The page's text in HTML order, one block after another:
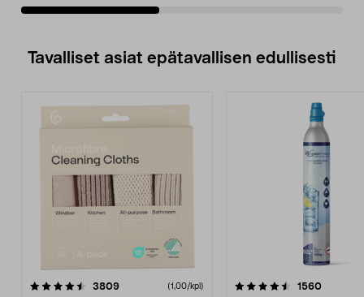
Tavalliset asiat epätavallisen edullisesti
3809arvostelut (1,00/kpl)
4.5viidestä
1560
4.5viidestä